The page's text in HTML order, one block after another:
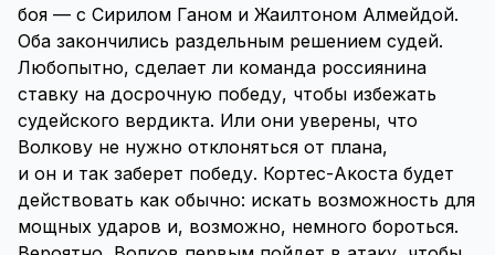
боя — с Сирилом Ганом и Жаилтоном Алмейдой.
Оба закончились раздельным решением судей.
Любопытно, сделает ли команда россиянина
ставку на досрочную победу, чтобы избежать
судейского вердикта. Или они уверены, что
Волкову не нужно отклоняться от плана,
и он и так заберет победу. Кортес-Акоста будет
действовать как обычно: искать возможность для
мощных ударов и, возможно, немного бороться.